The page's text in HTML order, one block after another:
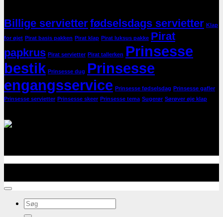
Billige servietterfødselsdags servietter Klap
for øjet Pirat basis pakken Pirat klap Pirat luksus pakke Pirat
papkrus Pirat servietter Pirat tallerken Prinsesse
bestik Prinsesse dug Prinsesse
engangsservice Prinsesse fødselsdag Prinsesse gafler
Prinsesse servietter Prinsesse skeer Prinsesse tema Sugerør Sørøver øje klap
Søg
efter: